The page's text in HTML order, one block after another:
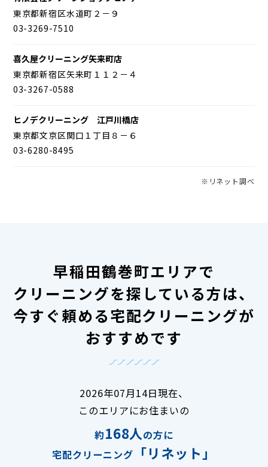
東京都新宿区水道町２－９
03-3269-7510
喜久屋クリーニング矢来町店
東京都新宿区矢来町１１２－４
03-3267-0588
ヒノデクリーニング 江戸川橋店
東京都文京区関口１丁目８－６
03-6280-8495
※リネット調べ
早稲田鶴巻町エリアで
クリーニングを探している方は、
今すぐ頼める宅配クリーニングが
おすすめです
2026年07月14日現在、
このエリアにお住まいの
約168人の方に
宅配クリーニング
「リネット」